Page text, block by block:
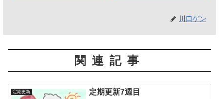
川口ゲン
関連記事
定期更新 定期更新7週目